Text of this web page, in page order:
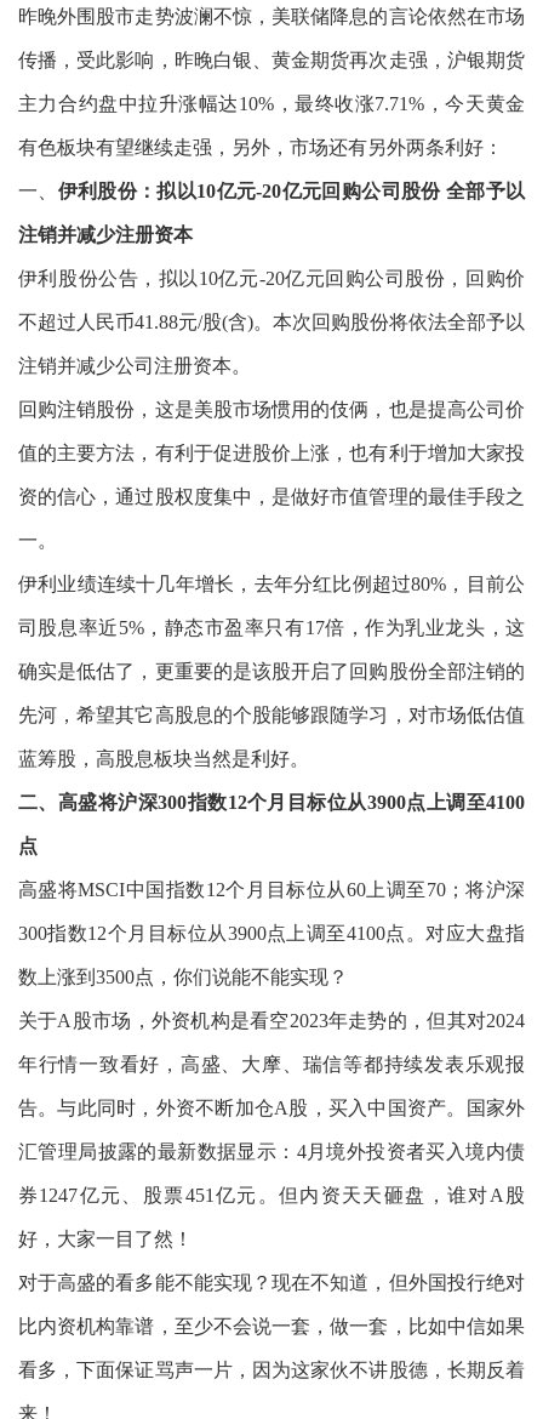
昨晚外围股市走势波澜不惊，美联储降息的言论依然在市场
传播，受此影响，昨晚白银、黄金期货再次走强，沪银期货
主力合约盘中拉升涨幅达10%，最终收涨7.71%，今天黄金
有色板块有望继续走强，另外，市场还有另外两条利好：
一、 伊利股份：拟以10亿元-20亿元回购公司股份 全部予以
注销并减少注册资本
伊利股份公告，拟以10亿元-20亿元回购公司股份，回购价
不超过人民币41.88元/股(含)。本次回购股份将依法全部予以
注销并减少公司注册资本。
回购注销股份，这是美股市场惯用的伎俩，也是提高公司价
值的主要方法，有利于促进股价上涨，也有利于增加大家投
资的信心，通过股权度集中，是做好市值管理的最佳手段之
一。
伊利业绩连续十几年增长，去年分红比例超过80%，目前公
司股息率近5%，静态市盈率只有17倍，作为乳业龙头，这
确实是低估了，更重要的是该股开启了回购股份全部注销的
先河，希望其它高股息的个股能够跟随学习，对市场低估值
蓝筹股，高股息板块当然是利好。
二、高盛将沪深300指数12个月目标位从3900点上调至4100
点
高盛将MSCI中国指数12个月目标位从60上调至70；将沪深
300指数12个月目标位从3900点上调至4100点。对应大盘指
数上涨到3500点，你们说能不能实现？
关于A股市场，外资机构是看空2023年走势的，但其对2024
年行情一致看好，高盛、大摩、瑞信等都持续发表乐观报
告。与此同时，外资不断加仓A股，买入中国资产。国家外
汇管理局披露的最新数据显示：4月境外投资者买入境内债
券1247亿元、股票451亿元。但内资天天砸盘，谁对A股
好，大家一目了然！
对于高盛的看多能不能实现？现在不知道，但外国投行绝对
比内资机构靠谱，至少不会说一套，做一套，比如中信如果
看多，下面保证骂声一片，因为这家伙不讲股德，长期反着
来！